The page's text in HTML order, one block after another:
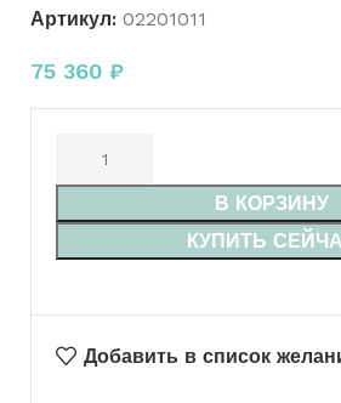
Артикул: 02201011
75 360 ₽
В КОРЗИНУ
КУПИТЬ
Добавить в список